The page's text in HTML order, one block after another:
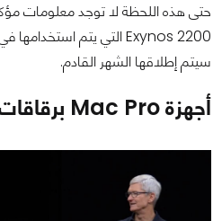
حتى هذه اللحظة لا توجد معلومات
سيتم إطلاقها الشهر القادم.
أجهزة Mac Pro برقاقات Apple M1